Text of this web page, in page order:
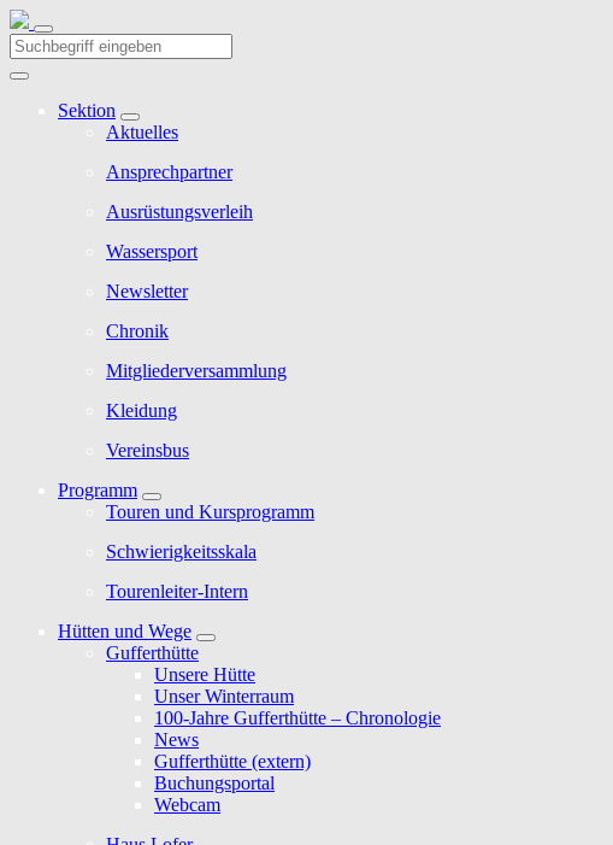
Sektion
Aktuelles
Ansprechpartner
Ausrüstungsverleih
Wassersport
Newsletter
Chronik
Mitgliederversammlung
Kleidung
Vereinsbus
Programm
Touren und Kursprogramm
Schwierigkeitsskala
Tourenleiter-Intern
Hütten und Wege
Gufferthütte
Unsere Hütte
Unser Winterraum
100-Jahre Gufferthütte – Chronologie
News
Gufferthütte (extern)
Buchungsportal
Webcam